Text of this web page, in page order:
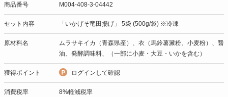
商品番号 M004-408-3-04442
セット内容 「いかげそ竜田揚げ」 5袋 (500g/袋) ※冷凍
原材料名
ムラサキイカ（青森県産）、衣（馬鈴薯澱粉、小麦粉）、醤
油、発酵調味料、（一部に小麦・大豆・いかを含む）
獲得ポイント ログインして確認
消費税率 8%軽減税率